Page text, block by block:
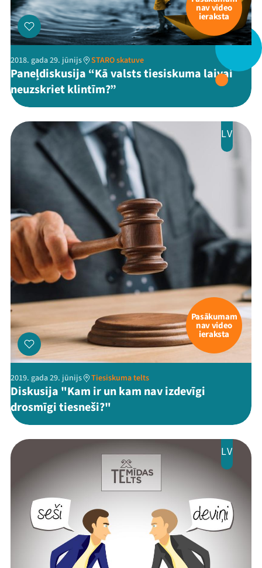
Mana programma
Festivāls
Programma
Arhīvs
Viņi bija LAMPĀ 2026
Jaunumi
Ziedo
Veikals
Kontakti
ThreadsFacebookYoutube Instagram
Flick
nav video
ieraksta
2018. gada 29. jūnijs STARO skatuve
Paneļdiskusija “Kā valsts tiesiskuma laivai
neuzskriet klintīm?”
LV
Pasākumam
nav video
ieraksta
2019. gada 29. jūnijs Tiesiskuma telts
Diskusija "Kam ir un kam nav izdevīgi
drosmīgi tiesneši?"
LV